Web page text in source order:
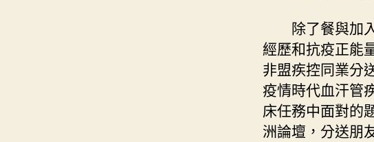
除了餐與加
經歷和抗疫正能
非盟疾控同業分
疫情時代血汗管
床任務中面對的
洲論壇，分送